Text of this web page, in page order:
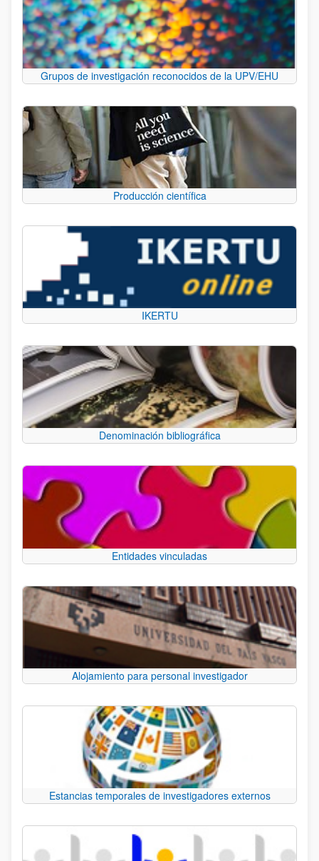
Grupos de investigación reconocidos de la UPV/EHU
Producción científica
IKERTU
Denominación bibliográfica
Entidades vinculadas
Alojamiento para personal investigador
Estancias temporales de investigadores externos